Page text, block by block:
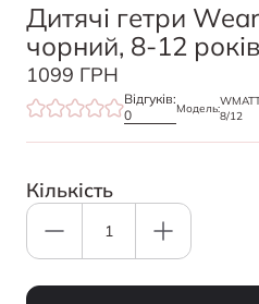
Дитячі гетри
чорний, 8-12 років
1099 ГРН
Відгуків:
0
Модель:
8/12
Кількість